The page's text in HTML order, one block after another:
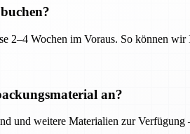
2–4 Wochen im Voraus. So können
an?
und weitere Materialien zur